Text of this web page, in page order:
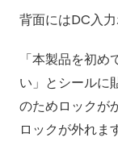
背面にはDC入力
「本製品を初
い」とシールに
のためロックが
ロックが外れま